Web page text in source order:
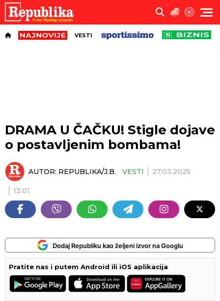
VESTI
DRAMA U ČAČKU! Stigle dojave
o postavljenim bombama!
AUTOR: REPUBLIKA/J.B. VESTI 27.03.2025
13:01
Dodaj Republiku kao željeni izvor na Googlu
Pratite nas i putem Android ili iOS aplikacija